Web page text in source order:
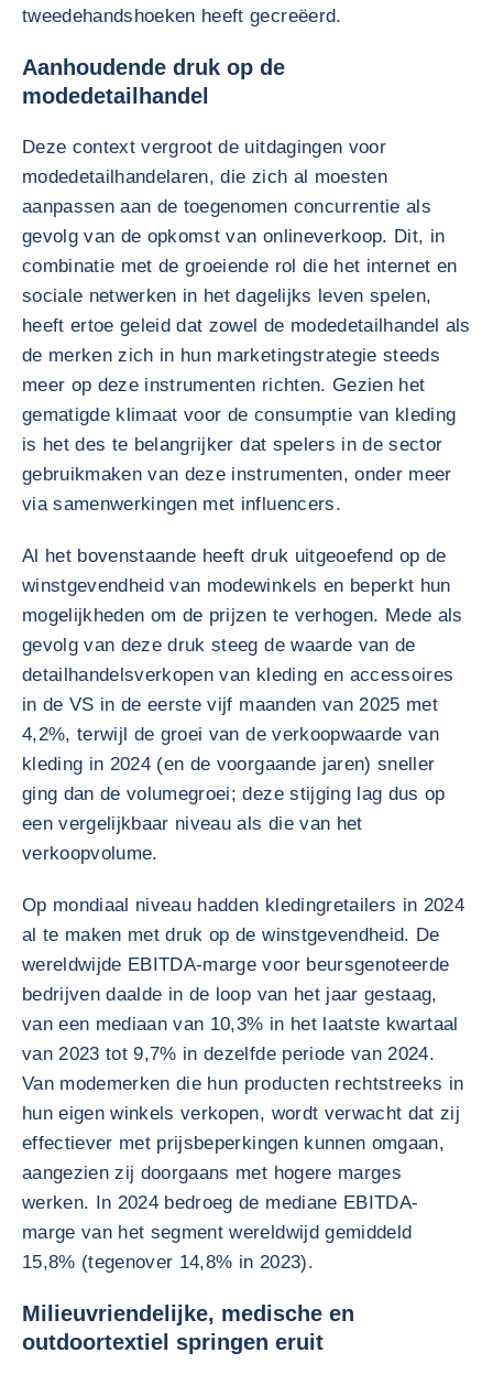
tweedehandshoeken heeft gecreëerd.
Aanhoudende druk op de
modedetailhandel
Deze context vergroot de uitdagingen voor
modedetailhandelaren, die zich al moesten
aanpassen aan de toegenomen concurrentie als
gevolg van de opkomst van onlineverkoop. Dit, in
combinatie met de groeiende rol die het internet en
sociale netwerken in het dagelijks leven spelen,
heeft ertoe geleid dat zowel de modedetailhandel als
de merken zich in hun marketingstrategie steeds
meer op deze instrumenten richten. Gezien het
gematigde klimaat voor de consumptie van kleding
is het des te belangrijker dat spelers in de sector
gebruikmaken van deze instrumenten, onder meer
via samenwerkingen met influencers.
Al het bovenstaande heeft druk uitgeoefend op de
winstgevendheid van modewinkels en beperkt hun
mogelijkheden om de prijzen te verhogen. Mede als
gevolg van deze druk steeg de waarde van de
detailhandelsverkopen van kleding en accessoires
in de VS in de eerste vijf maanden van 2025 met
4,2%, terwijl de groei van de verkoopwaarde van
kleding in 2024 (en de voorgaande jaren) sneller
ging dan de volumegroei; deze stijging lag dus op
een vergelijkbaar niveau als die van het
verkoopvolume.
Op mondiaal niveau hadden kledingretailers in 2024
al te maken met druk op de winstgevendheid. De
wereldwijde EBITDA-marge voor beursgenoteerde
bedrijven daalde in de loop van het jaar gestaag,
van een mediaan van 10,3% in het laatste kwartaal
van 2023 tot 9,7% in dezelfde periode van 2024.
Van modemerken die hun producten rechtstreeks in
hun eigen winkels verkopen, wordt verwacht dat zij
effectiever met prijsbeperkingen kunnen omgaan,
aangezien zij doorgaans met hogere marges
werken. In 2024 bedroeg de mediane EBITDA-
marge van het segment wereldwijd gemiddeld
15,8% (tegenover 14,8% in 2023).
Milieuvriendelijke, medische en
outdoortextiel springen eruit